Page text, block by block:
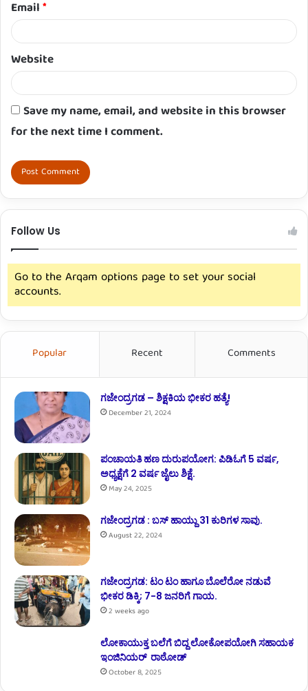
Email*
Website
Save my name, email, and website in this browser
for the next time I comment.
Follow Us
Go to the Arqam options page to set your social
accounts.
Popular Recent Comments
ಗಜೇಂದ್ರಗಡ – ಶಿಕ್ಷಕಿಯ ಭೀಕರ ಹತ್ಯೆ!
December 21, 2024
ಪಂಚಾಯತಿ ಹಣ ದುರುಪಯೋಗ: ಪಿಡಿಓಗೆ 5 ವರ್ಷ,
ಅಧ್ಯಕ್ಷೆಗೆ 2 ವರ್ಷ ಜೈಲು ಶಿಕ್ಷೆ.
May 24, 2025
ಗಜೇಂದ್ರಗಡ : ಬಸ್ ಹಾಯ್ದು 31 ಕುರಿಗಳ ಸಾವು.
August 22, 2024
ಗಜೇಂದ್ರಗಡ: ಟಂ ಟಂ ಹಾಗೂ ಬೊಲೆರೋ ನಡುವೆ
ಭೀಕರ ಡಿಕ್ಕಿ; 7-8 ಜನರಿಗೆ ಗಾಯ.
2 weeks ago
ಲೋಕಾಯುಕ್ತ ಬಲೆಗೆ ಬಿದ್ದ ಲೋಕೋಪಯೋಗಿ ಸಹಾಯಕ
ಇಂಜಿನಿಯರ್ ರಾಠೋಡ್
October 8, 2025